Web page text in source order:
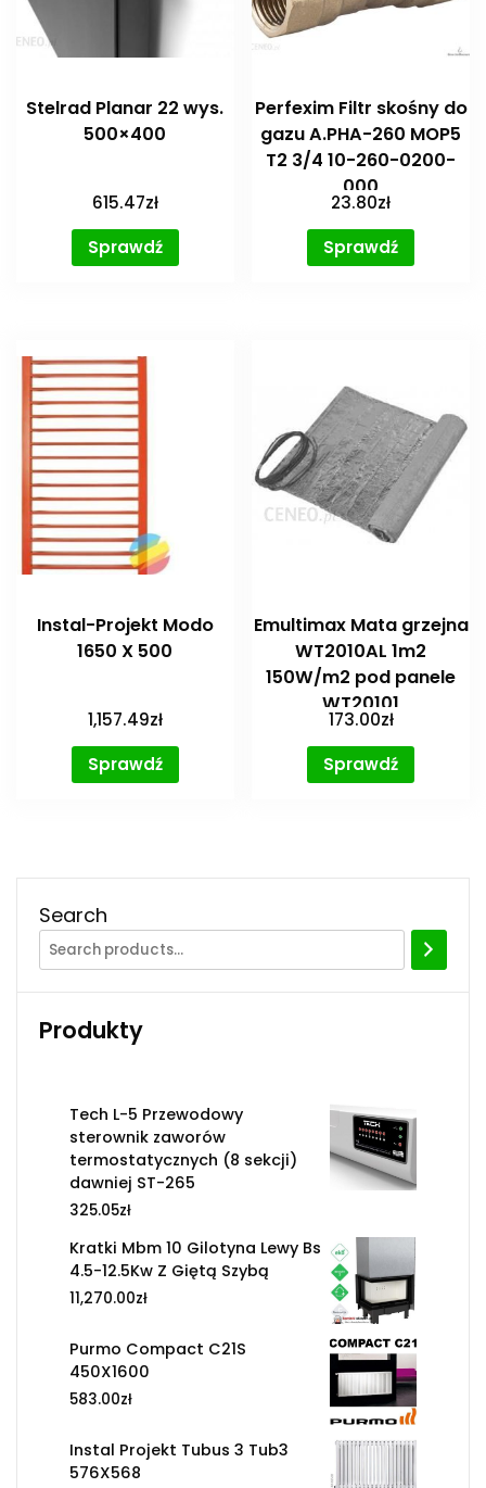
Stelrad Planar 22 wys.
500×400
615.47zł
Sprawdź
Perfexim Filtr skośny do
gazu A.PHA-260 MOP5
T2 3/4 10-260-0200-
000
23.80zł
Sprawdź
Instal-Projekt Modo
1650 X 500
1,157.49zł
Sprawdź
Emultimax Mata grzejna
WT2010AL 1m2
150W/m2 pod panele
WT20101
173.00zł
Sprawdź
Search
Produkty
Tech L-5 Przewodowy
sterownik zaworów
termostatycznych (8 sekcji)
dawniej ST-265
325.05zł
Kratki Mbm 10 Gilotyna Lewy Bs
4.5-12.5Kw Z Giętą Szybą
11,270.00zł
Purmo Compact C21S
450X1600
583.00zł
Instal Projekt Tubus 3 Tub3
576X568